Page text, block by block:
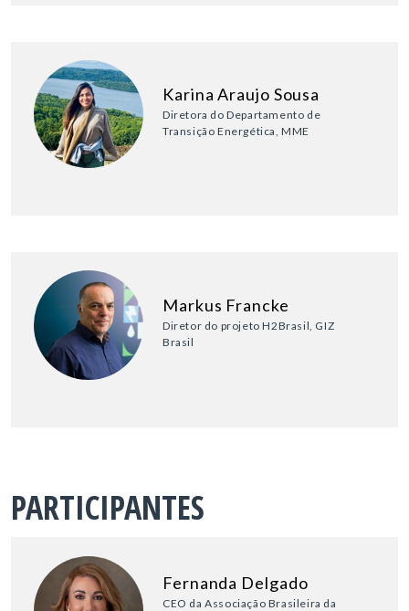
Karina Araujo Sousa
Diretora do Departamento de
Transição Energética, MME
Markus Francke
Diretor do projeto H2Brasil, GIZ
Brasil
PARTICIPANTES
Fernanda Delgado
CEO da Associação Brasileira da